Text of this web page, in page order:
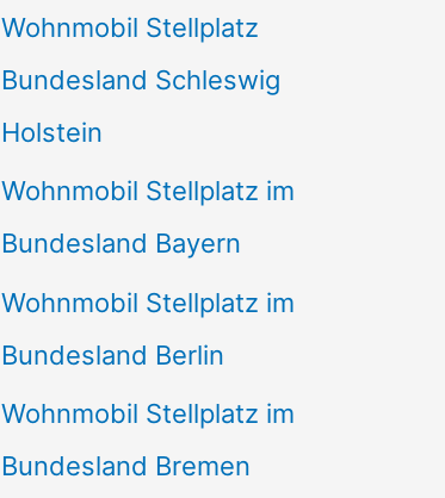
h
:
Wohnmobil Stellplatz
Bundesland Schleswig
Holstein
Wohnmobil Stellplatz im
Bundesland Bayern
Wohnmobil Stellplatz im
Bundesland Berlin
Wohnmobil Stellplatz im
Bundesland Bremen